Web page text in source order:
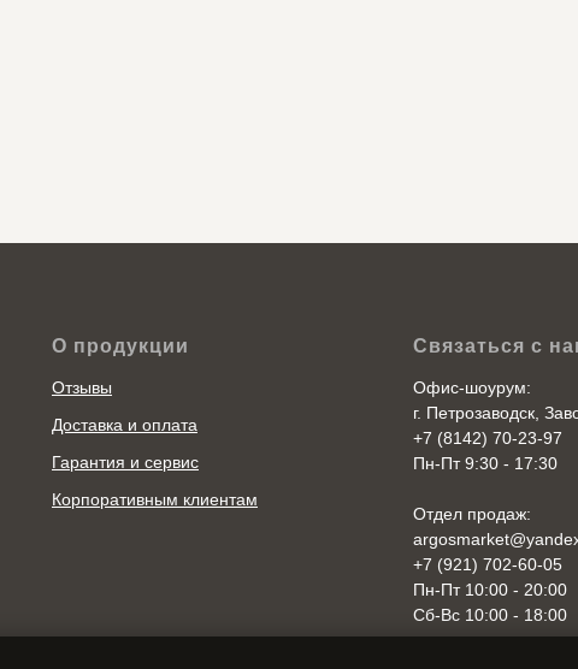
О продукции
Отзывы
Доставка и оплата
Гарантия и сервис
Корпоративным клиентам
Связаться с
Офис-шоурум:
г. Петрозаводск,
+7 (8142) 70-23-97
Пн-Пт 9:30 - 17:30
Отдел продаж:
+7 (921) 702-60-05
Пн-Пт 10:00 - 20:00
Cб-Вс 10:00 - 18:00